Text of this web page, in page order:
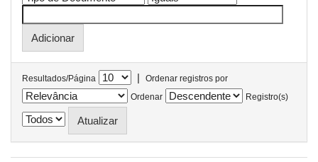
Resultados/Página |
Ordenar registros por
Ordenar
Registro(s)